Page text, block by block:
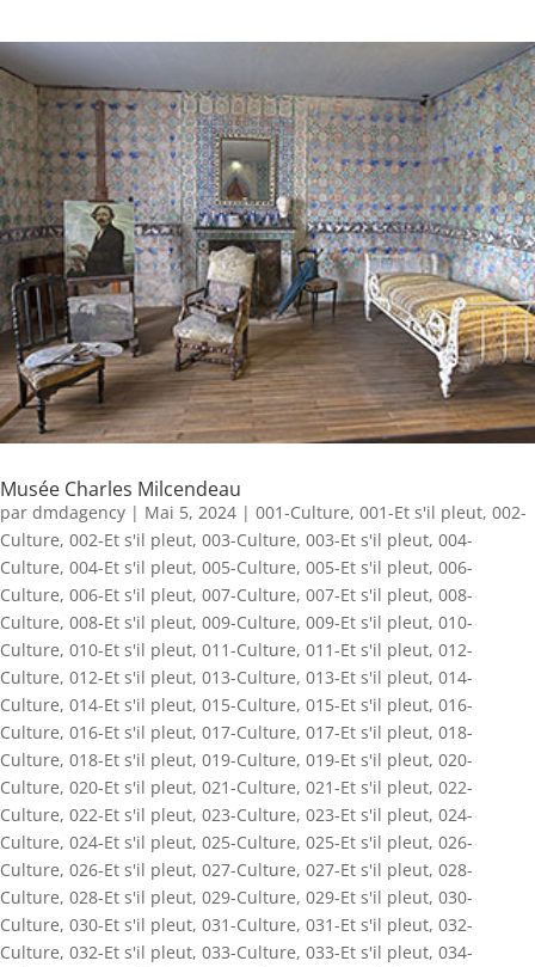
Musée Charles Milcendeau
par dmdagency | Mai 5, 2024 | 001-Culture, 001-Et s'il pleut, 002-
Culture, 002-Et s'il pleut, 003-Culture, 003-Et s'il pleut, 004-
Culture, 004-Et s'il pleut, 005-Culture, 005-Et s'il pleut, 006-
Culture, 006-Et s'il pleut, 007-Culture, 007-Et s'il pleut, 008-
Culture, 008-Et s'il pleut, 009-Culture, 009-Et s'il pleut, 010-
Culture, 010-Et s'il pleut, 011-Culture, 011-Et s'il pleut, 012-
Culture, 012-Et s'il pleut, 013-Culture, 013-Et s'il pleut, 014-
Culture, 014-Et s'il pleut, 015-Culture, 015-Et s'il pleut, 016-
Culture, 016-Et s'il pleut, 017-Culture, 017-Et s'il pleut, 018-
Culture, 018-Et s'il pleut, 019-Culture, 019-Et s'il pleut, 020-
Culture, 020-Et s'il pleut, 021-Culture, 021-Et s'il pleut, 022-
Culture, 022-Et s'il pleut, 023-Culture, 023-Et s'il pleut, 024-
Culture, 024-Et s'il pleut, 025-Culture, 025-Et s'il pleut, 026-
Culture, 026-Et s'il pleut, 027-Culture, 027-Et s'il pleut, 028-
Culture, 028-Et s'il pleut, 029-Culture, 029-Et s'il pleut, 030-
Culture, 030-Et s'il pleut, 031-Culture, 031-Et s'il pleut, 032-
Culture, 032-Et s'il pleut, 033-Culture, 033-Et s'il pleut, 034-